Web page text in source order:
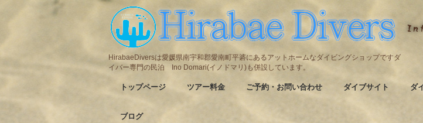
HirabaeDiversは愛媛県南宇和郡愛南町平碆にあるアットホームなダイビングショップですダ
イバー専門の民泊 Ino Domari(イノドマリ)も併設しています。
トップページ ツアー料金 ご予約・お問い合わせ ダイブサイト ダ
ブログ